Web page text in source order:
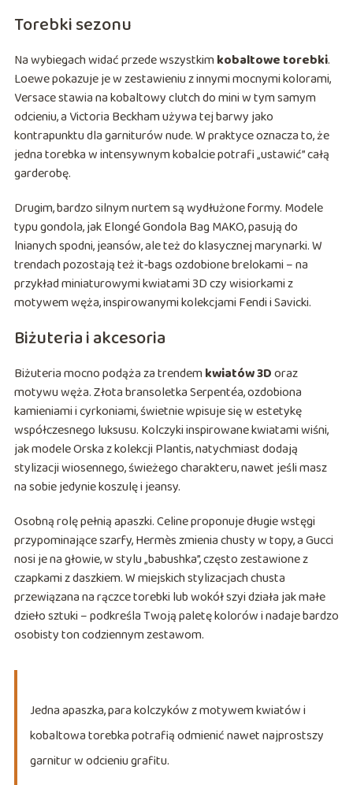
Torebki sezonu
Na wybiegach widać przede wszystkimkobaltowe torebki.
Loewe pokazuje je w zestawieniu z innymi mocnymi kolorami,
Versace stawia na kobaltowy clutch do mini w tym samym
odcieniu, a Victoria Beckham używa tej barwy jako
kontrapunktu dla garniturów nude. W praktyce oznacza to, że
jedna torebka w intensywnym kobalcie potrafi „ustawić” całą
garderobę.
Drugim, bardzo silnym nurtem są wydłużone formy. Modele
typu gondola, jak Elongé Gondola Bag MAKO, pasują do
lnianych spodni, jeansów, ale też do klasycznej marynarki. W
trendach pozostają też it‑bags ozdobione brelokami – na
przykład miniaturowymi kwiatami 3D czy wisiorkami z
motywem węża, inspirowanymi kolekcjami Fendi i Savicki.
Biżuteria i akcesoria
Biżuteria mocno podąża za trendemkwiatów 3Doraz
motywu węża. Złota bransoletka Serpentéa, ozdobiona
kamieniami i cyrkoniami, świetnie wpisuje się w estetykę
współczesnego luksusu. Kolczyki inspirowane kwiatami wiśni,
jak modele Orska z kolekcji Plantis, natychmiast dodają
stylizacji wiosennego, świeżego charakteru, nawet jeśli masz
na sobie jedynie koszulę i jeansy.
Osobną rolę pełnią apaszki. Celine proponuje długie wstęgi
przypominające szarfy, Hermès zmienia chusty w topy, a Gucci
nosi je na głowie, w stylu „babushka”, często zestawione z
czapkami z daszkiem. W miejskich stylizacjach chusta
przewiązana na rączce torebki lub wokół szyi działa jak małe
dzieło sztuki – podkreśla Twoją paletę kolorów i nadaje bardzo
osobisty ton codziennym zestawom.
Jedna apaszka, para kolczyków z motywem kwiatów i
kobaltowa torebka potrafią odmienić nawet najprostszy
garnitur w odcieniu grafitu.